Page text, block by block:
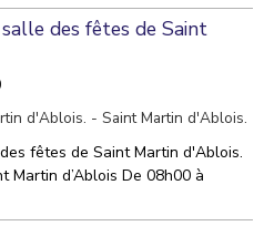
des fêtes de Saint
d'Ablois. - Saint Martin d'Ablois.
fêtes de Saint Martin d'Ablois.
Martin d’Ablois De 08h00 à